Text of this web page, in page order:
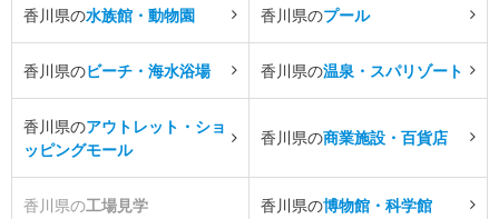
香川県の水族館・動物園 香川県のプール
香川県のビーチ・海水浴場 香川県の温泉・スパリゾート
香川県のアウトレット・ショ
ッピングモール
香川県の商業施設・百貨店
香川県の工場見学 香川県の博物館・科学館